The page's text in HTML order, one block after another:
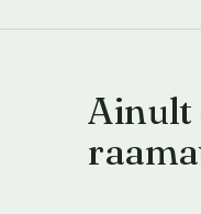
Ainult